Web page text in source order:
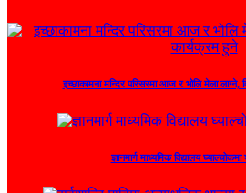
इच्छाकामना मन्दिर परिसरमा आज र भोलि मेला लाग्ने,
ज्ञानमार्ग माध्यमिक विद्यालय